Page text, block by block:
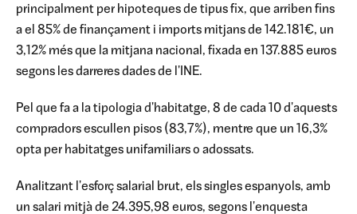
principalment per hipoteques de tipus fix, que arriben fins
a el 85% de finançament i imports mitjans de 142.181€, un
3,12% més que la mitjana nacional, fixada en 137.885 euros
segons les darreres dades de l'INE.
Pel que fa a la tipologia d'habitatge, 8 de cada 10 d'aquests
compradors escullen pisos (83,7%), mentre que un 16,3%
opta per habitatges unifamiliars o adossats.
Analitzant l'esforç salarial brut, els singles espanyols, amb
un salari mitjà de 24.395,98 euros, segons l'enquesta